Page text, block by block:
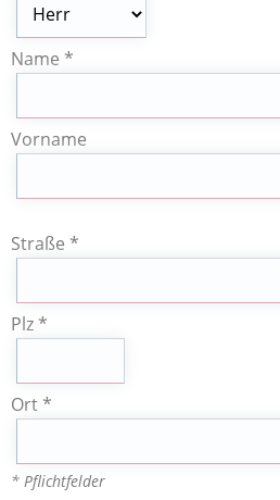
Name *
Vorname
Straße *
Plz *
Ort *
* Pflichtfelder